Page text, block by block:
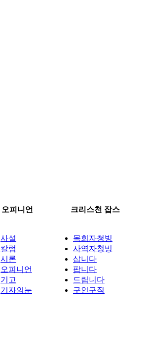
오피니언 크리스천 잡스
사설
칼럼
시론
오피니언
기고
기자의눈
목회자청빙
사역자청빙
삽니다
팝니다
드립니다
구인구직